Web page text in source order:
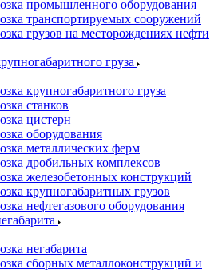
промышленного оборудования
транспортируемых сооружений
грузов на месторождениях нефти
груза
крупногабаритного груза
станков
цистерн
оборудования
металлических ферм
дробильных комплексов
железобетонных конструкций
крупногабаритных грузов
нефтегазового оборудования
негабарита
сборных металлоконструкций и